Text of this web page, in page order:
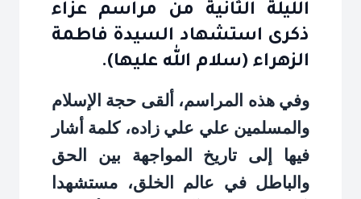
الليلة الثانية من مراسم عزاء
ذكرى استشهاد السيدة فاطمة
الزهراء (سلام الله عليها).
وفي هذه المراسم، ألقى حجة الإسلام
والمسلمين علي علي زاده، كلمة أشار
فيها إلى تاريخ المواجهة بين الحق
والباطل في عالم الخلق، مستشهدا